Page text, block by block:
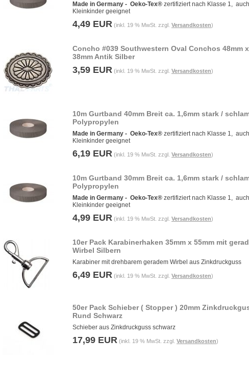
Made in Germany - Oeko-Tex® zertifiziert nach Klasse 1,
Kleinkinder geeignet
4,49 EUR (inkl. 19 % MwSt. zzgl. Versandkosten)
Concho #039 Southwestern Oval Conchos 48mm x
38mm Antik Silber
3,59 EUR (inkl. 19 % MwSt. zzgl. Versandkosten)
10m Gurtband 40mm Breit ca. 1,6mm stark /
Polypropylen
Made in Germany - Oeko-Tex® zertifiziert nach Klasse 1,
Kleinkinder geeignet
6,19 EUR (inkl. 19 % MwSt. zzgl. Versandkosten)
10m Gurtband 30mm Breit ca. 1,6mm stark /
Polypropylen
Made in Germany - Oeko-Tex® zertifiziert nach Klasse 1,
Kleinkinder geeignet
4,99 EUR (inkl. 19 % MwSt. zzgl. Versandkosten)
10er Pack Karabinerhaken 35mm x 55mm mit
Wirbel Silbern
Karabiner mit drehbarem geradem Wirbel aus Zinkdruckguss
6,49 EUR (inkl. 19 % MwSt. zzgl. Versandkosten)
50er Pack Schieber ( Stopper ) 20mm
Rund Schwarz
Schieber aus Zinkdruckguss schwarz
17,99 EUR (inkl. 19 % MwSt. zzgl. Versandkosten)